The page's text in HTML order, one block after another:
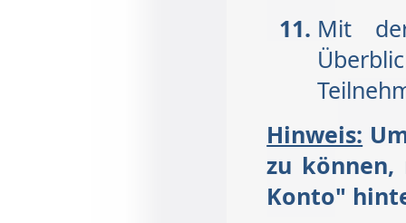
Mit
Hinweis:
zu
Konto"